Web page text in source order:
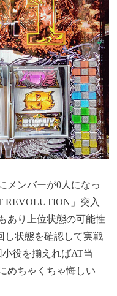
メンバーが0人になっ
REVOLUTION」突入
あり上位状態の可能性
し状態を確認して実戦
役を揃えればAT当
めちゃくちゃ悔しい